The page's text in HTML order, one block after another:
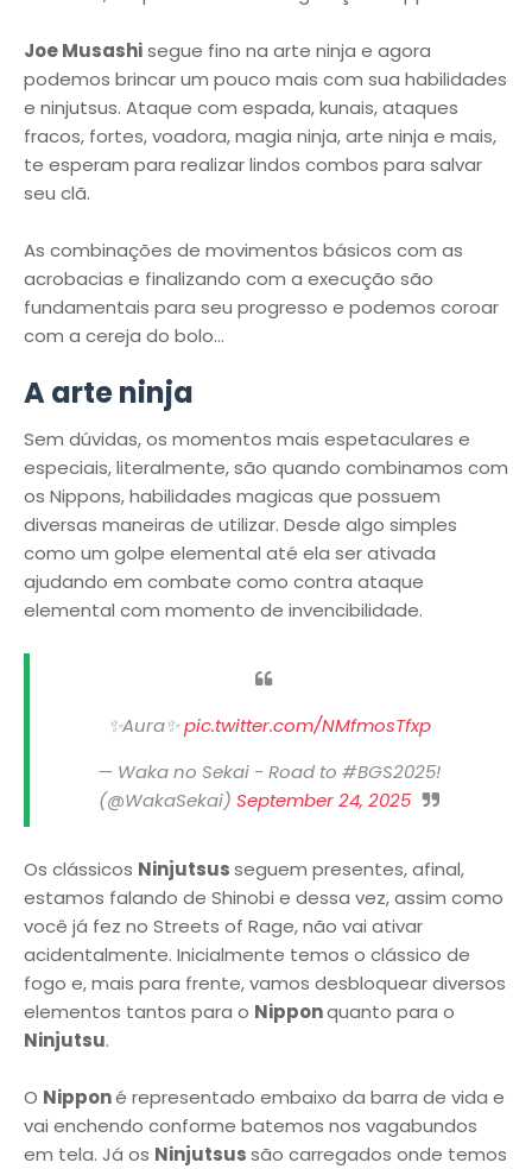
Joe Musashisegue fino na arte ninja e agora
podemos brincar um pouco mais com sua habilidades
e ninjutsus. Ataque com espada, kunais, ataques
fracos, fortes, voadora, magia ninja, arte ninja e mais,
te esperam para realizar lindos combos para salvar
seu clã.
As combinações de movimentos básicos com as
acrobacias e finalizando com a execução são
fundamentais para seu progresso e podemos coroar
com a cereja do bolo...
A arte ninja
Sem dúvidas, os momentos mais espetaculares e
especiais, literalmente, são quando combinamos com
os Nippons, habilidades magicas que possuem
diversas maneiras de utilizar. Desde algo simples
como um golpe elemental até ela ser ativada
ajudando em combate como contra ataque
elemental com momento de invencibilidade.
✨Aura✨pic.twitter.com/NMfmosTfxp
— Waka no Sekai - Road to #BGS2025!
(@WakaSekai) September 24, 2025
Os clássicos Ninjutsusseguem presentes, afinal,
estamos falando de Shinobi e dessa vez, assim como
você já fez no Streets of Rage, não vai ativar
acidentalmente. Inicialmente temos o clássico de
fogo e, mais para frente, vamos desbloquear diversos
elementos tantos para o Nipponquanto para o
Ninjutsu.
O Nipponé representado embaixo da barra de vida e
vai enchendo conforme batemos nos vagabundos
em tela. Já os Ninjutsussão carregados onde temos